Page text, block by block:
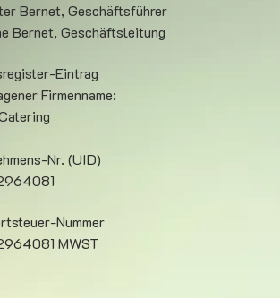
Bernet, Geschäftsführer
Bernet, Geschäftsleitung
Eintrag
Firmenname:
Nr. (UID)
Nummer
MWST